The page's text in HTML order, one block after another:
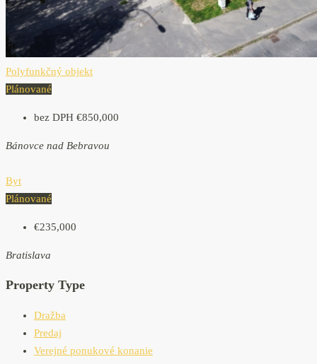
Polyfunkčný objekt
Plánované
bez DPH €850,000
Bánovce nad Bebravou
Byt
Plánované
€235,000
Bratislava
Property Type
Dražba
Predaj
Verejné ponukové konanie